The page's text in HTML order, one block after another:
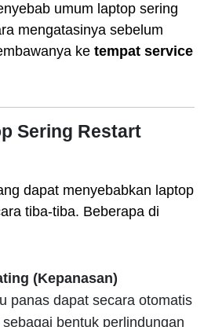
umum laptop sering
mengatasinya sebelum
ke tempat service
Sering Restart
dapat menyebabkan laptop
tiba-tiba. Beberapa di
(Kepanasan)
panas dapat secara otomatis
bentuk perlindungan